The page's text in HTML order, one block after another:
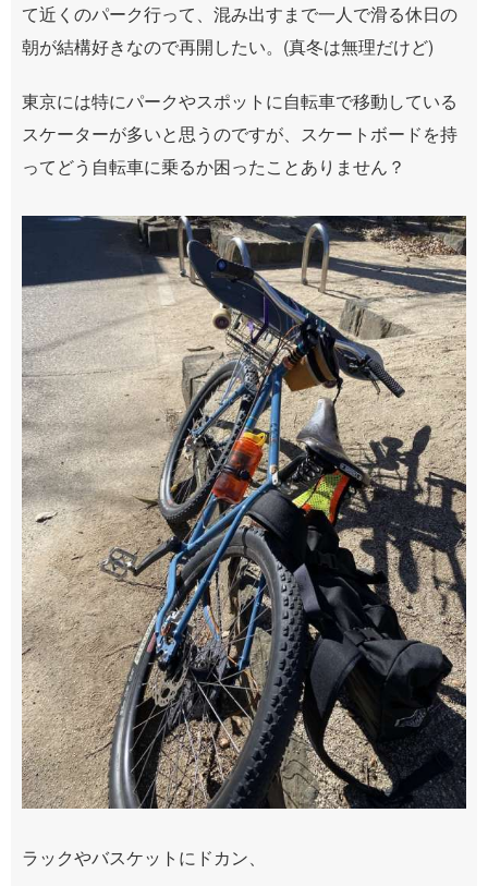
て近くのパーク行って、混み出すまで一人で滑る休日の
朝が結構好きなので再開したい。(真冬は無理だけど)
東京には特にパークやスポットに自転車で移動している
スケーターが多いと思うのですが、スケートボードを持
ってどう自転車に乗るか困ったことありません？
ラックやバスケットにドカン、